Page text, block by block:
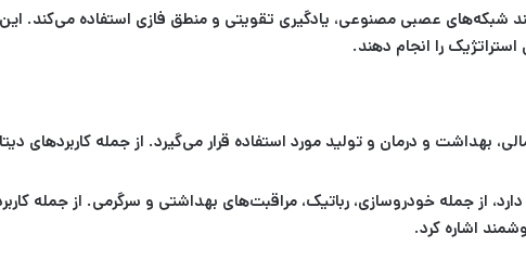
شبکه‌های عصبی مصنوعی، یادگیری تقویتی و منطق فازی استفاده می‌کند.
را انجام دهند.
بهداشت و درمان و تولید مورد استفاده قرار می‌گیرد. از جمله
از جمله خودروسازی، رباتیک، مراقبت‌های بهداشتی و سرگرمی. از جمله
اشاره کرد.